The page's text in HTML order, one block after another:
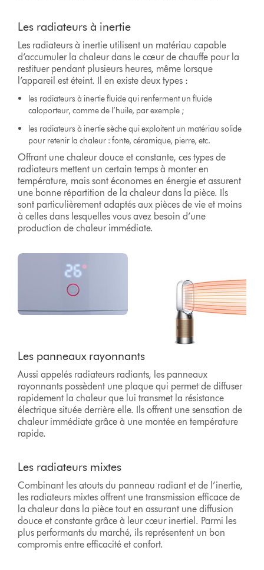
Les radiateurs à inertie
Les radiateurs à inertie utilisent un matériau capable
d’accumuler la chaleur dans le cœur de chauffe pour la
restituer pendant plusieurs heures, même lorsque
l’appareil est éteint. Il en existe deux types :
les radiateurs à inertie fluide qui renferment un fluide
caloporteur, comme de l’huile, par exemple ;
les radiateurs à inertie sèche qui exploitent un matériau solide
pour retenir la chaleur : fonte, céramique, pierre, etc.
Offrant une chaleur douce et constante, ces types de
radiateurs mettent un certain temps à monter en
température, mais sont économes en énergie et assurent
une bonne répartition de la chaleur dans la pièce. Ils
sont particulièrement adaptés aux pièces de vie et moins
à celles dans lesquelles vous avez besoin d’une
production de chaleur immédiate.
Les panneaux rayonnants
Aussi appelés radiateurs radiants, les panneaux
rayonnants possèdent une plaque qui permet de diffuser
rapidement la chaleur que lui transmet la résistance
électrique située derrière elle. Ils offrent une sensation de
chaleur immédiate grâce à une montée en température
rapide.
Les radiateurs mixtes
Combinant les atouts du panneau radiant et de l’inertie,
les radiateurs mixtes offrent une transmission efficace de
la chaleur dans la pièce tout en assurant une diffusion
douce et constante grâce à leur cœur inertiel. Parmi les
plus performants du marché, ils représentent un bon
compromis entre efficacité et confort.